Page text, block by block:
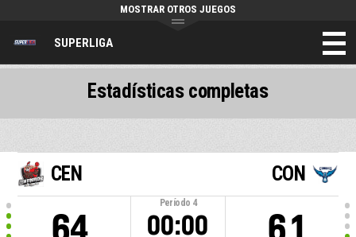
SUPERLIGA
MOSTRAR OTROS JUEGOS
CEN
64
Período 4
00:00
CON
61
Estadísticas completas